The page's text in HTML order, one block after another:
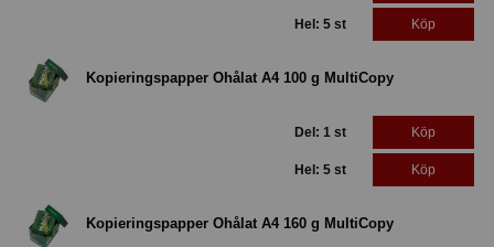
Hel: 5 st Köp
Kopieringspapper Ohålat A4 100 g MultiCopy
Del: 1 st Köp
Hel: 5 st Köp
Kopieringspapper Ohålat A4 160 g MultiCopy